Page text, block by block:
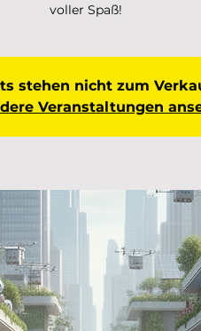
voller Spaß!
stehen nicht zum
Veranstaltungen